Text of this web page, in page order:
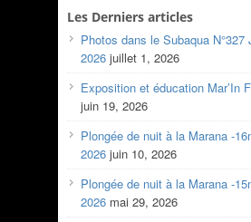
Les Derniers articles
Photos dans le Subaqua N°327
2026 juillet 1, 2026
Exposition et éducation Mar’In
juin 19, 2026
Plongée de nuit à la Marana -
2026 juin 10, 2026
Plongée de nuit à la Marana -
2026 mai 29, 2026